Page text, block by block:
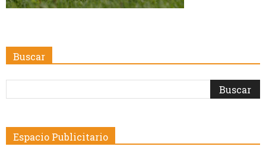
Buscar
Espacio Publicitario